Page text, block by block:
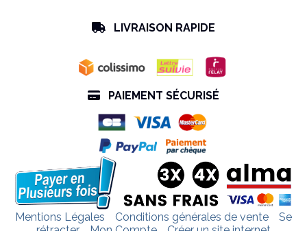
 LIVRAISON RAPIDE
 PAIEMENT SÉCURISÉ
Mentions Légales Conditions générales de vente
Se